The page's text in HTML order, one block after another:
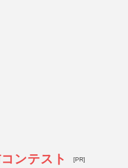
ンテスト [PR]